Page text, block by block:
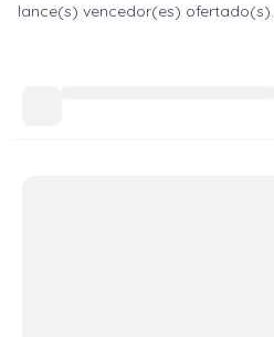
lance(s) vencedor(es) ofertado(s).